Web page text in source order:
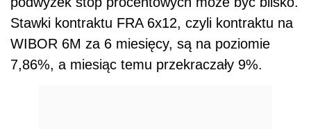
Stawki kontraktu FRA 6x12, czyli kontraktu na
WIBOR 6M za 6 miesięcy, są na poziomie
7,86%, a miesiąc temu przekraczały 9%.